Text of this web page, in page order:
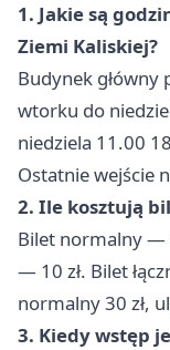
1. Jakie są
Ziemi Kaliskiej?
Budynek główny
wtorku do
niedziela 11.00
Ostatnie wejście
2. Ile kosztują
Bilet normalny —
— 10 zł. Bilet
normalny 30 zł,
3. Kiedy wstęp